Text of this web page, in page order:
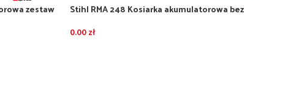
zestaw Stihl RMA 248 Kosiarka akumulatorowa bez
0.00zł